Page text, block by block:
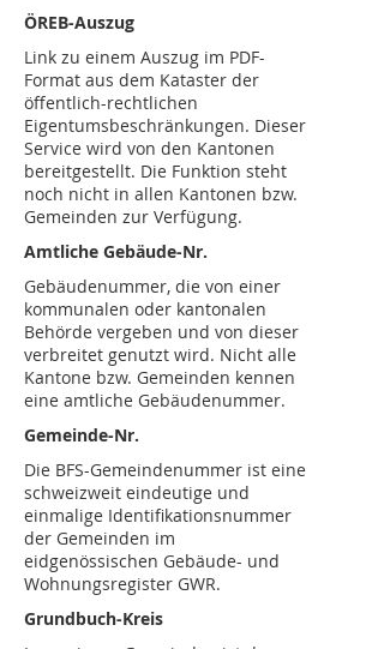
ÖREB-Auszug
Link zu einem Auszug im PDF-
Format aus dem Kataster der
öffentlich-rechtlichen
Eigentumsbeschränkungen. Dieser
Service wird von den Kantonen
bereitgestellt. Die Funktion steht
noch nicht in allen Kantonen bzw.
Gemeinden zur Verfügung.
Amtliche Gebäude-Nr.
Gebäudenummer, die von einer
kommunalen oder kantonalen
Behörde vergeben und von dieser
verbreitet genutzt wird. Nicht alle
Kantone bzw. Gemeinden kennen
eine amtliche Gebäudenummer.
Gemeinde-Nr.
Die BFS-Gemeindenummer ist eine
schweizweit eindeutige und
einmalige Identifikationsnummer
der Gemeinden im
eidgenössischen Gebäude- und
Wohnungsregister GWR.
Grundbuch-Kreis